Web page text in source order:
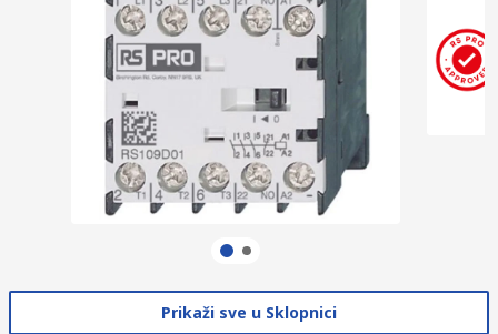
Prikaži sve u Sklopnici